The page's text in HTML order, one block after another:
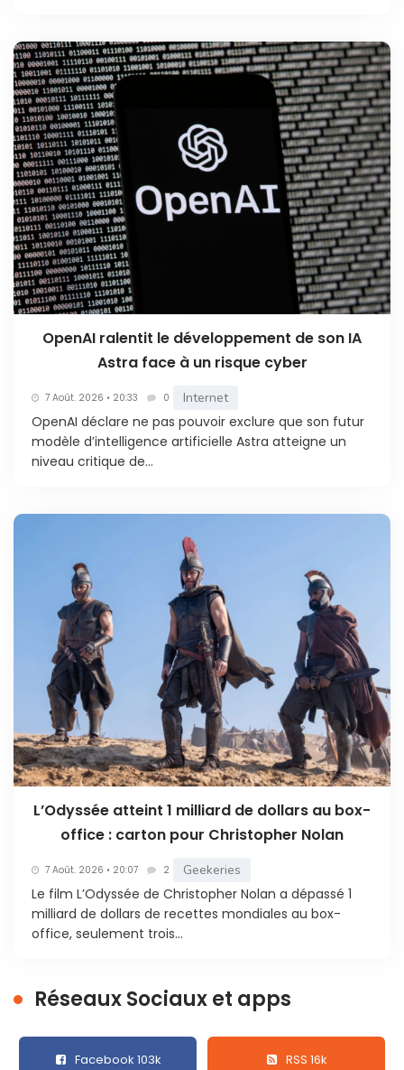
OpenAI ralentit le développement de son IA
Astra face à un risque cyber
7 Août. 2026 • 20:33 0 Internet
OpenAI déclare ne pas pouvoir exclure que son futur
modèle d’intelligence artificielle Astra atteigne un
niveau critique de...
L’Odyssée atteint 1 milliard de dollars au box-
office : carton pour Christopher Nolan
7 Août. 2026 • 20:07 2 Geekeries
Le film L’Odyssée de Christopher Nolan a dépassé 1
milliard de dollars de recettes mondiales au box-
office, seulement trois...
Réseaux Sociaux et apps
Facebook 103k RSS 16k